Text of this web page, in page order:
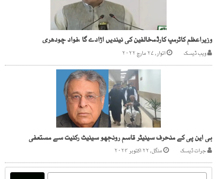
وزیراعظم کاٹرمپ کارڈمخالفین کی نیندیں اڑادے گا ،فواد چودھری
ویب ڈیسک اتوار, ۲۷ مارچ ۲۰۲۲
بی این پی کے منحرف سینیٹر قاسم رونجھو سینیٹ رکنیت سے مستعفی
جرات ڈیسک منگل, ۲۲ اکتوبر ۲۰۲۴